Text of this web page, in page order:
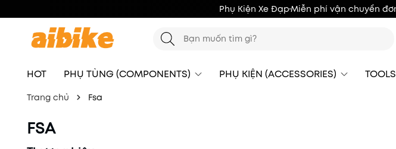
Phụ Kiện Xe ĐạpMiễn phí vận chuyển
HOT PHỤ TÙNG (COMPONENTS) PHỤ KIỆN (ACCESSORIES)
Trang chủ Fsa
FSA